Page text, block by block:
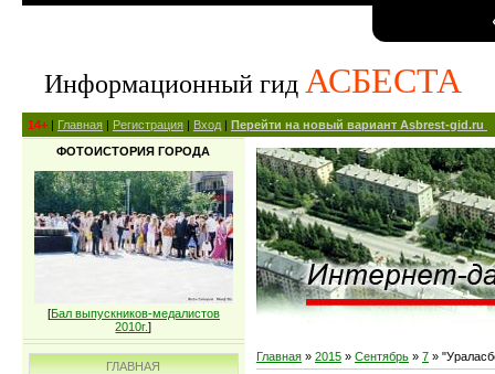
Информационный гид АСБЕСТА
14+ | Главная | Регистрация | Вход | Перейти на новый вариант Asbrest-gid.ru
ФОТОИСТОРИЯ ГОРОДА
[Бал выпускников-медалистов
2010г.]
ГЛАВНАЯ
Главная » 2015 » Сентябрь » 7 »